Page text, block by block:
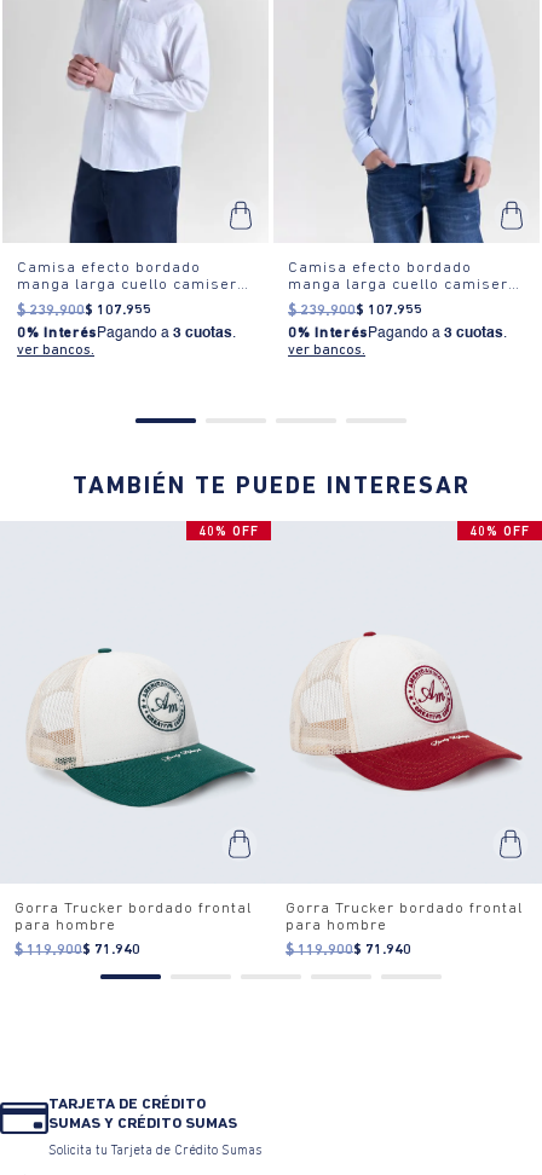
Camisa efecto bordado
manga larga cuello camisero
para hombre
$ 239.900$ 107.955
0% InterésPagando a 3 cuotas.
ver bancos.
Camisa efecto bordado
manga larga cuello camisero
para hombre
$ 239.900$ 107.955
0% InterésPagando a 3 cuotas.
ver bancos.
TAMBIÉN TE PUEDE INTERESAR
40% OFF
Gorra Trucker bordado frontal
para hombre
$ 119.900$ 71.940
40% OFF
Gorra Trucker bordado frontal
para hombre
$ 119.900$ 71.940
TARJETA DE CRÉDITO
SUMAS Y CRÉDITO SUMAS
Solicita tu Tarjeta de Crédito Sumas